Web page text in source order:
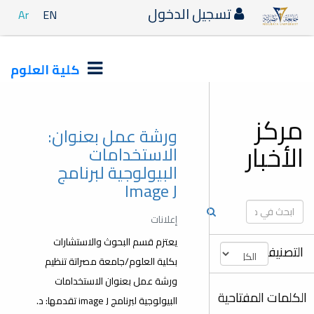
Ar EN
ورشة عمل بعنوان:
الاستخدامات
البيولوجية لبرنامج
Image J
إعلانات
يعتزم قسم البحوث والاستشارات
بكلية العلوم/جامعة مصراتة تنظيم
البيولوجية لبرنامج image J تقدمها: د.